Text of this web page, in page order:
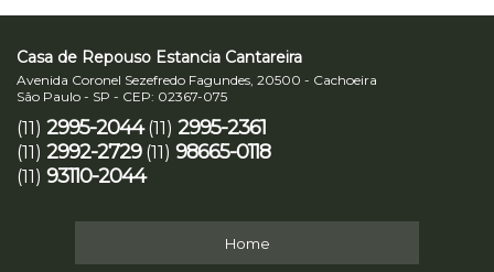
Casa de Repouso Estancia Cantareira
Avenida Coronel Sezefredo Fagundes, 20500 - Cachoeira
São Paulo - SP - CEP: 02367-075
(11) 2995-2044 (11) 2995-2361
(11) 2992-2729 (11) 98665-0118
(11) 93110-2044
Home